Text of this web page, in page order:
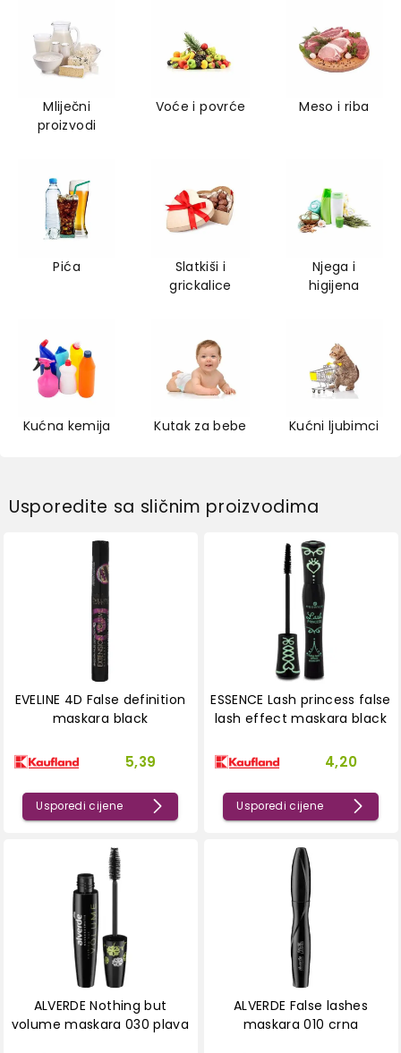
Mliječni
proizvodi
Voće i povrće Meso i riba
Pića
Slatkiši i
grickalice
Njega i
higijena
Kućna kemija Kutak za bebe Kućni ljubimci
Usporedite sa sličnim proizvodima
EVELINE 4D False definition
maskara black
5,39
Usporedi cijene
ESSENCE Lash princess false
lash effect maskara black
4,20
Usporedi cijene
ALVERDE Nothing but
volume maskara 030 plava
ALVERDE False lashes
maskara 010 crna